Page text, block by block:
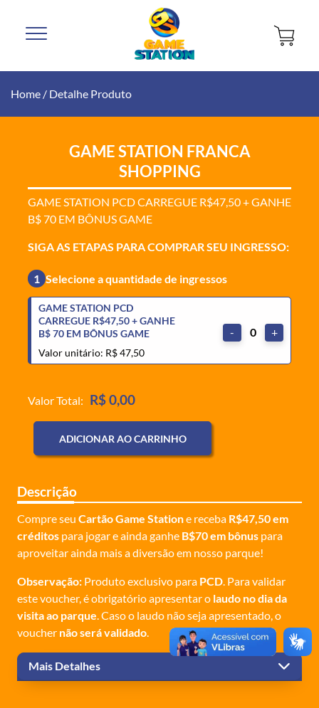
Home / Detalhe Produto
GAME STATION FRANCA
SHOPPING
GAME STATION PCD CARREGUE R$47,50 + GANHE
B$ 70 EM BÔNUS GAME
SIGA AS ETAPAS PARA COMPRAR SEU INGRESSO:
1 Selecione a quantidade de ingressos
GAME STATION PCD
CARREGUE R$47,50 + GANHE
B$ 70 EM BÔNUS GAME
Valor unitário: R$ 47,50
- 0 +
Valor Total: R$ 0,00
ADICIONAR AO CARRINHO
Descrição
Compre seu Cartão Game Statione receba R$47,50 em
créditos para jogar e ainda ganhe B$70 em bônus para
aproveitar ainda mais a diversão em nosso parque!
Observação: Produto exclusivo para PCD. Para validar
este voucher, é obrigatório apresentar o laudo no dia da
visita ao parque. Caso o laudo não seja apresentado, o
voucher não será validado.
Mais Detalhes